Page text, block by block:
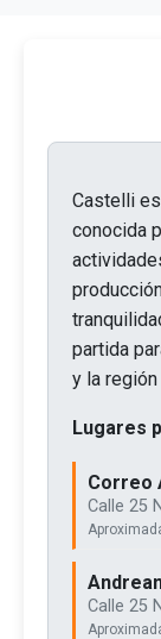
Castelli
conocida
partida
y la
Lugares
Correo
Calle 25
Calle 25